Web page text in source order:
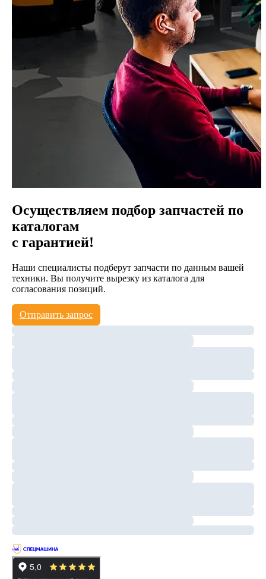
Осуществляем подбор запчастей по
каталогам
с гарантией!
Наши специалисты подберут запчасти по данным вашей
техники. Вы получите вырезку из каталога для
согласования позиций.
Отправить запрос